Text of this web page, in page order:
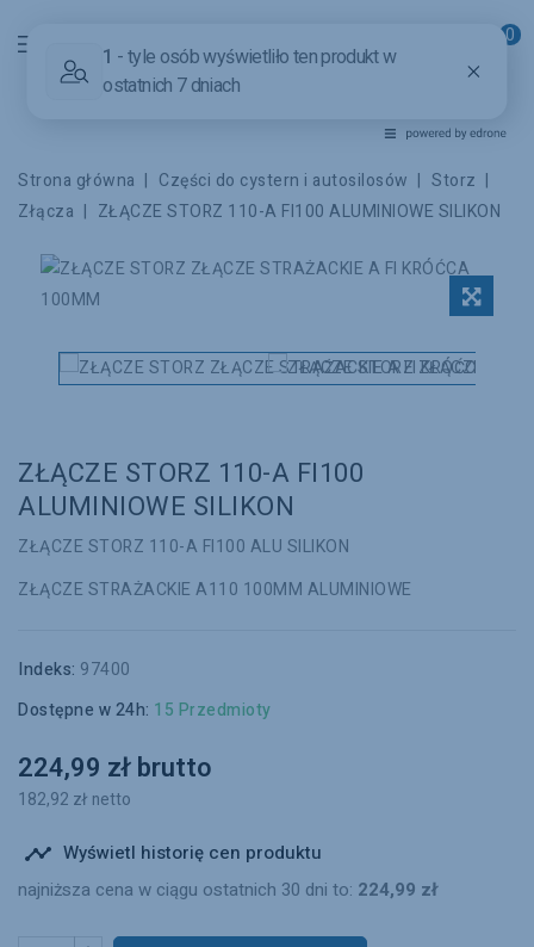
0
Strona główna Części do cystern i autosilosów
Storz
Złącza
ZŁĄCZE STORZ 110-A FI100 ALUMINIOWE SILIKON
ZŁĄCZE STORZ 110-A FI100
ALUMINIOWE SILIKON
ZŁĄCZE STORZ 110-A FI100 ALU SILIKON
ZŁĄCZE STRAŻACKIE A110 100MM ALUMINIOWE
Indeks: 97400
Dostępne w 24h: 15 Przedmioty
224,99 zł brutto
182,92 zł netto
 Wyświetl historię cen produktu
najniższa cena w ciągu ostatnich 30 dni to: 224,99 zł